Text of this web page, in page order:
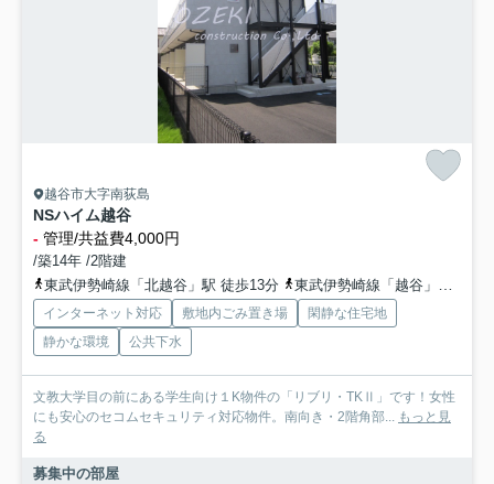
越谷市大字南荻島
NSハイム越谷
- 管理/共益費4,000円
/築14年 /2階建
東武伊勢崎線「北越谷」駅 徒歩13分
東武伊勢崎線「越谷」駅 徒歩30分
インターネット対応 敷地内ごみ置き場
閑静な住宅地
静かな環境
公共下水
文教大学目の前にある学生向け１K物件の「リブリ・TKⅡ」です！女性
にも安心のセコムセキュリティ対応物件。南向き・2階角部... もっと見
る
募集中の部屋